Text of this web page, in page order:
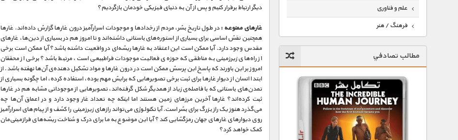
علم و فناوری
فرهنگ / هنر
گردشگری
ماورایی
مسابقات / ورزشی
مستند های اختصاصی
مطالب تصادفي
دیگر ارتباط برقرار کنیم و پس از آن به دنیای فیزیکی خودمان بازگردیم؟
غارهای ممنوعه :در طول تاریخ بشر، مردم از رخدادها و موجودات اسرارآمیز درون غارها گزارش داده‌اند. غارها
همچنین نقش اساسی برای بسیاری از استوره‌های باستانی داشته‌اند و تا امروز هم در بسیاری از دین‌ها، غارهای
مقدس وجود دارد. آیا ممکن است این اعتقاد به غارها ریشه‌ای در واقعیت داشته باشد؟ آیا ممکن است برخی
از راه‌های زیرزمینی به مناطقی که حوزه‌ی فعالیت موجودات فراطبیعی است، مرتبط باشد؟ برخی از محققان
امروز بر این باورند که پاسخ این پرسش ممکن است در درون غارها و مواد تشکیل دهنده‌ی آن‌ها نهفته باشد. از
ابتدا انسان از دیوار غارها برای ثبت برخی تصویرهایی که برایش مهم بوده، استفاده کرده، اما چگونه بسیاری از
تمدن‌های باستانی که با فاصله‌ی زیاد از همدیگر شکل گرفته‌اند، تصویرهایی از موجوداتی مشابه هم در غارها
ثبت کرده‌اند؟ غارها آخرین مرزهای زمین هستند اما اینکه چه تعداد غار وجود دارد و در اعماق آن‌ها چه
می‌گذرد هنوز یک راز بزرگ برای بشر است. آیا تکنولوژی می‌تواند رازهای زیرزمینی را کشف و از پیام‌های اسرارآمیز
روی دیوارهای غارهای جهان رمزگشایی کند؟ آیا این موضوع به ما برای درک و شناخت ریشه‌های فرازمینی‌مان
کمک خواهد کرد؟